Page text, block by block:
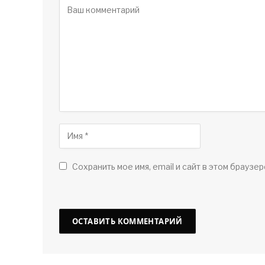
Сохранить мое имя, email и сайт в этом